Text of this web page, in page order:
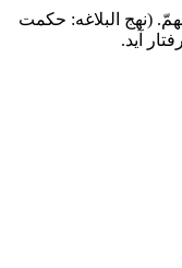
(نهج البلاغه: حکمت